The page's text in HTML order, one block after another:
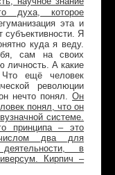
духа, которое
эта и
субъективности. Я
куда я веду.
сам на своих
личность. А какие
ещё человек
революции
нечто понял.Он
понял, что он
системе.
принципа – это
два для
в
Кирпич –